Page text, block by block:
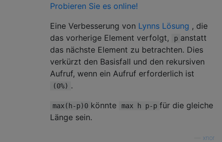
Probieren Sie es online!
Eine Verbesserung von Lynns Lösung , die
das vorherige Element verfolgt,
p anstatt
das nächste Element zu betrachten. Dies
verkürzt den Basisfall und den rekursiven
Aufruf, wenn ein Aufruf erforderlich ist
(0%) .
max(h-p)0 könnte max h p-p für die gleiche
Länge sein.
xnor